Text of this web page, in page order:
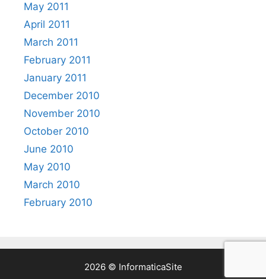
May 2011
April 2011
March 2011
February 2011
January 2011
December 2010
November 2010
October 2010
June 2010
May 2010
March 2010
February 2010
2026 © InformaticaSite